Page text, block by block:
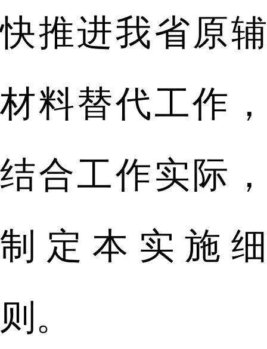
快推进我省原辅
材料替代工作，
结合工作实际，
制定本实施细
则。